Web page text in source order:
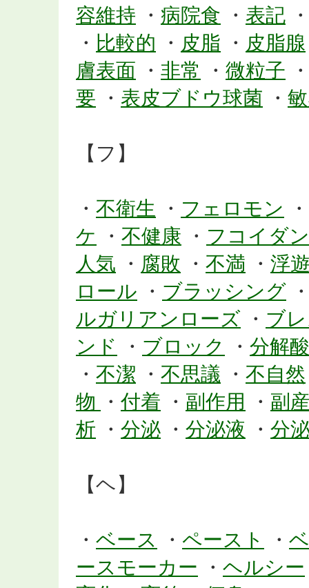
容維持 ・ 病院食 ・ 表記
・ 比較的 ・ 皮脂 ・ 皮脂腺
膚表面 ・ 非常 ・ 微粒子
要 ・ 表皮ブドウ球菌 ・
【フ】
・ 不衛生 ・ フェロモン ・
ケ ・ 不健康 ・ フコイダン
人気 ・ 腐敗 ・ 不満 ・ 浮
ロール ・ ブラッシング
ルガリアンローズ ・ ブ
ンド
・ ブロック ・ 分解
・ 不潔 ・ 不思議 ・ 不自然
物
・ 付着 ・ 副作用 ・ 副
析 ・ 分泌 ・ 分泌液 ・ 分
【ヘ】
・ ベース ・ ペースト ・
ースモーカー ・ ヘルシー